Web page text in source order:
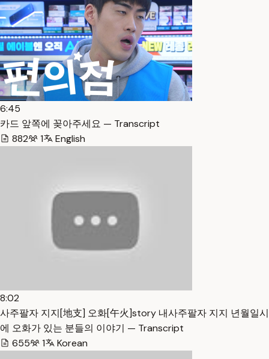
6:45
카드 앞쪽에 꽂아주세요 — Transcript
882
1 English
8:02
사주팔자 지지[地支] 오화[午火]story 내사주팔자 지지 년월일시
에 오화가 있는 분들의 이야기 — Transcript
655
1 Korean